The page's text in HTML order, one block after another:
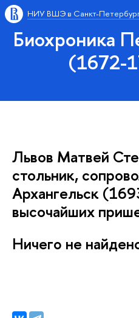
НИУ ВШЭ в Санкт-
Биохроника
(1672-
Львов Матвей
стольник,
Архангельск
высочайших
Ничего не